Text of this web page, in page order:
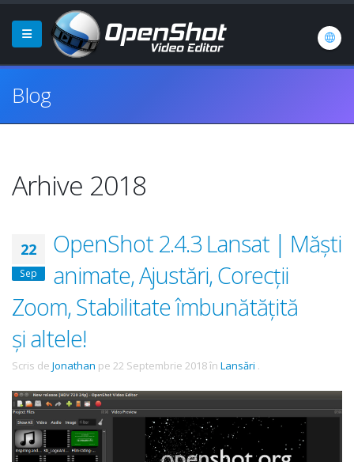
Blog
Arhive 2018
22
Sep
OpenShot 2.4.3 Lansat | Măști
animate, Ajustări, Corecții
Zoom, Stabilitate îmbunătățită
și altele!
Scris de Jonathan pe 22 Septembrie 2018în Lansări .